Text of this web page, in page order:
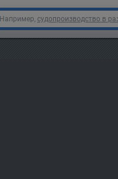
Например, судопроизводство в